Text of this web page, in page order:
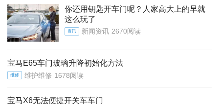
你还用钥匙开车门呢？人家高大上的早就
这么玩了
资讯 新闻资讯 2670阅读
宝马E65车门玻璃升降初始化方法
维修 维护维修 1678阅读
宝马X6无法便捷开关车车门